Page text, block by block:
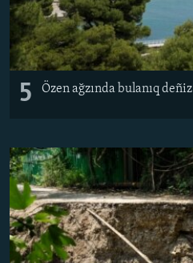
5 Özen ağzında bulanıq deñiz